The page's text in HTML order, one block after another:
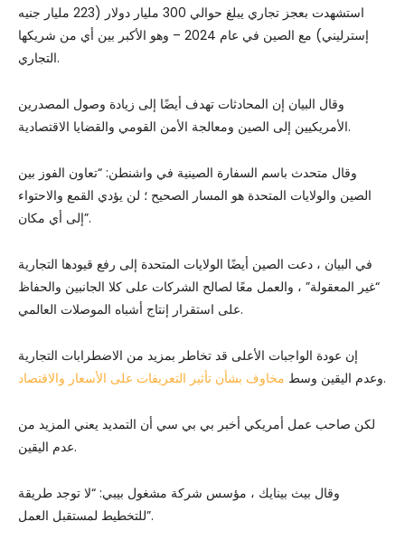
استشهدت بعجز تجاري يبلغ حوالي 300 مليار دولار (223 مليار جنيه
إسترليني) مع الصين في عام 2024 – وهو الأكبر بين أي من شريكها
التجاري.
وقال البيان إن المحادثات تهدف أيضًا إلى زيادة وصول المصدرين
الأمريكيين إلى الصين ومعالجة الأمن القومي والقضايا الاقتصادية.
وقال متحدث باسم السفارة الصينية في واشنطن: “تعاون الفوز بين
الصين والولايات المتحدة هو المسار الصحيح ؛ لن يؤدي القمع والاحتواء
إلى أي مكان”.
في البيان ، دعت الصين أيضًا الولايات المتحدة إلى رفع قيودها التجارية
“غير المعقولة” ، والعمل معًا لصالح الشركات على كلا الجانبين والحفاظ
على استقرار إنتاج أشباه الموصلات العالمي.
إن عودة الواجبات الأعلى قد تخاطر بمزيد من الاضطرابات التجارية
وعدم اليقين وسط مخاوف بشأن تأثير التعريفات على الأسعار والاقتصاد .
لكن صاحب عمل أمريكي أخبر بي بي سي أن التمديد يعني المزيد من
عدم اليقين.
وقال بيث بينايك ، مؤسس شركة مشغول بيبي: “لا توجد طريقة
للتخطيط لمستقبل العمل”.